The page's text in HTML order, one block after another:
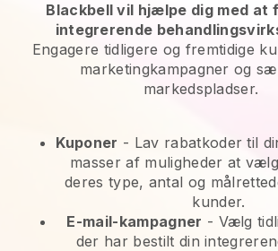
Blackbell vil hjælpe dig med at
integrerende
Engagere tidligere og fremtidige
marketingkampagner og
markedspladser.
Kuponer - Lav rabatkoder til
masser af muligheder at
deres type, antal og
kunder.
E-mail-kampagner - Vælg
der har bestilt din